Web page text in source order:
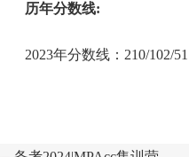
历年分数线:
2023年分数线：210/102/51